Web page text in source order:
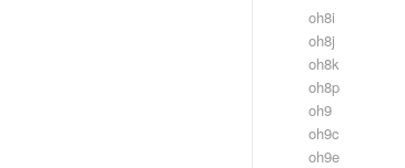
oh8i
oh8j
oh8k
oh8p
oh9
oh9c
oh9e